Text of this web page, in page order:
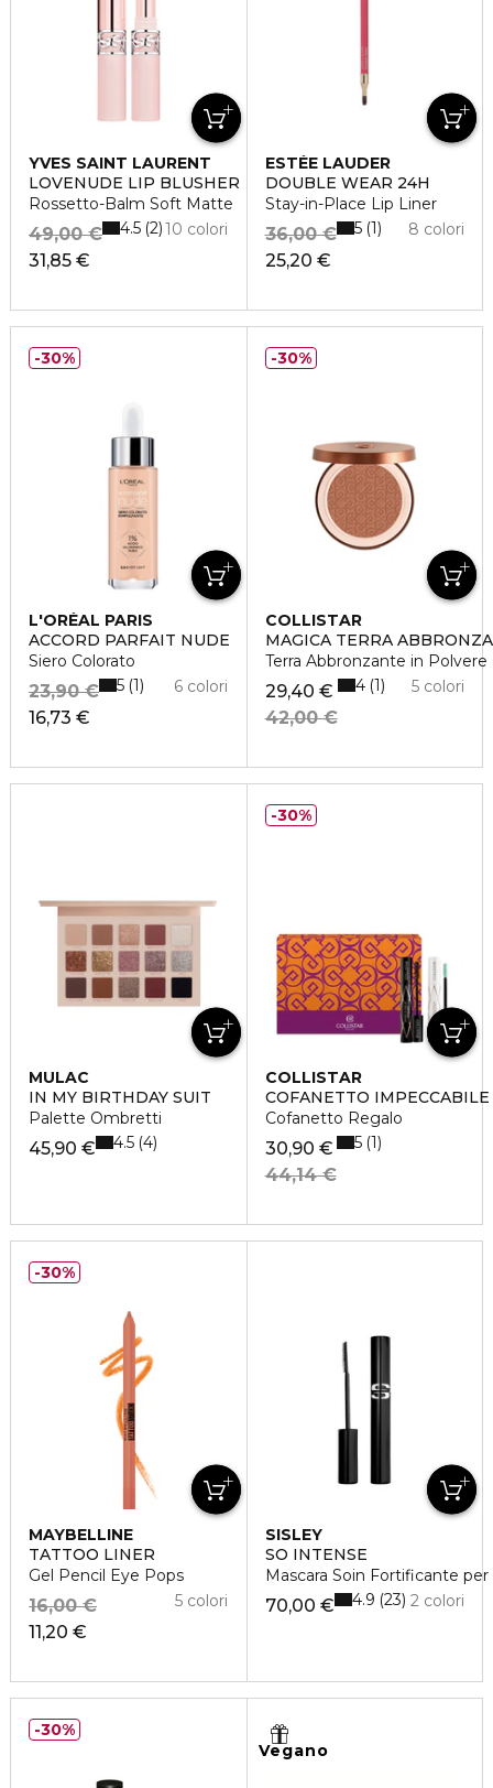
YVES SAINT LAURENT
LOVENUDE LIP BLUSHER
Rossetto-Balm Soft Matte
31,85 €
49,00 € 10 colori
4.5 2
ESTÉE LAUDER
DOUBLE WEAR 24H
Stay-in-Place Lip Liner
25,20 €
36,00 € 8 colori
5 1
L'ORÉAL PARIS
ACCORD PARFAIT NUDE
Siero Colorato
16,73 €
23,90 € 6 colori
5 1
30%
COLLISTAR
MAGICA TERRA
Terra Abbronzante in
29,40 €
42,00 €
5 colori
4 1
30%
MULAC
IN MY BIRTHDAY SUIT
Palette Ombretti
45,90 € 4.5 4
COLLISTAR
COFANETTO
Cofanetto Regalo
30,90 €
44,14 €
5 1
30%
MAYBELLINE
TATTOO LINER
Gel Pencil Eye Pops
11,20 €
16,00 € 5 colori
30%
SISLEY
SO INTENSE
Mascara Soin Fortificante
70,00 € 2 colori
4.9 23
30%
Vegano